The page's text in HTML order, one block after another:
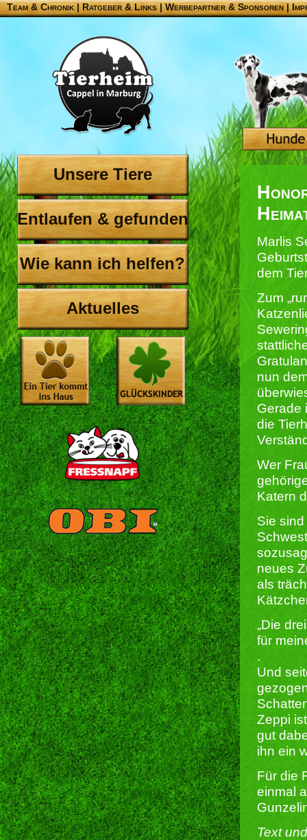
Team & Chronik |Ratgeber & Links|Werbepartner & Sponsoren|
Unsere Tiere
Entlaufen & gefunden
Wie kann ich helfen?
Aktuelles
Marlis
dem
Zum
nun
Gerade
die
Wer
Katern
Sie
neues
als
„Die
für
.
Und
Zeppi
gut
ihn ein
Für die
einmal
Text